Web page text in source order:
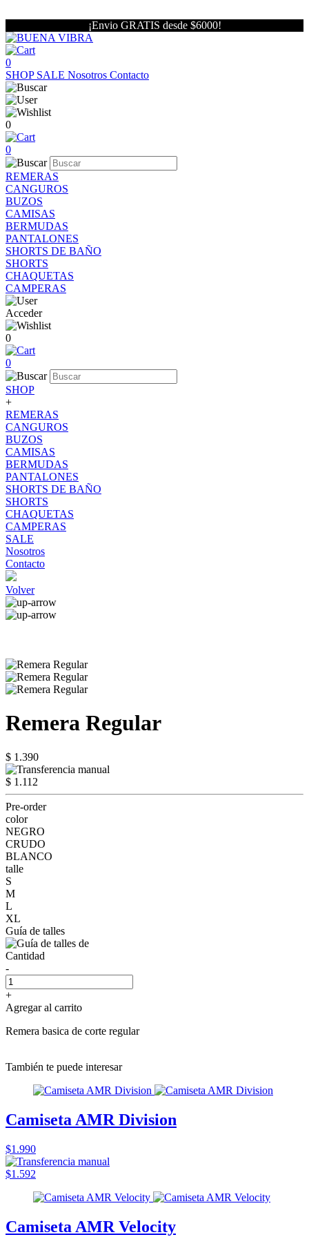
¡Envio GRATIS desde $6000!
0
SHOP SALE Nosotros Contacto
0
0
REMERAS
CANGUROS
BUZOS
CAMISAS
BERMUDAS
PANTALONES
SHORTS DE BAÑO
SHORTS
CHAQUETAS
CAMPERAS
Acceder
0
0
SHOP
+
REMERAS
CANGUROS
BUZOS
CAMISAS
BERMUDAS
PANTALONES
SHORTS DE BAÑO
SHORTS
CHAQUETAS
CAMPERAS
SALE
Nosotros
Contacto
Volver
Remera Regular
$ 1.390
$ 1.112
Pre-order
color
NEGRO
CRUDO
BLANCO
talle
S
M
L
XL
Guía de talles
Cantidad
-
+
Agregar al carrito
Remera basica de corte regular
También te puede interesar
Camiseta AMR Division
$1.990
$1.592
Camiseta AMR Velocity